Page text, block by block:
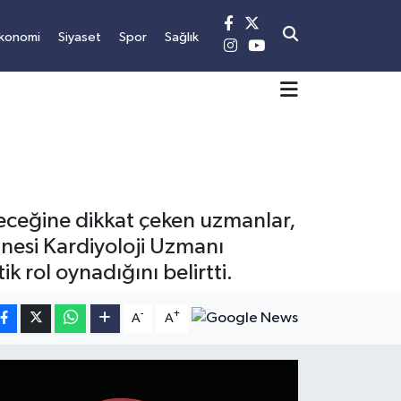
Siyaset Spor Sağlık
dikkat çeken uzmanlar,
Kardiyoloji Uzmanı
rol oynadığını belirtti.
A- A+